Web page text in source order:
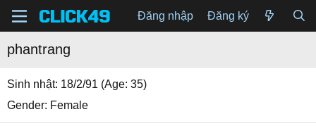
Đăng nhập Đăng ký
phantrang
Sinh nhật 18/2/91 (Age: 35)
Gender Female